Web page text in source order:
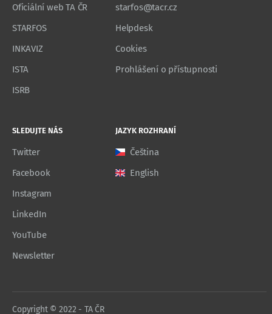
Oficiální web TA ČR
STARFOS
INKAVIZ
ISTA
ISRB
starfos@tacr.cz
Helpdesk
Cookies
Prohlášení o přístupnosti
SLEDUJTE NÁS
Twitter
Facebook
Instagram
LinkedIn
YouTube
Newsletter
JAZYK ROZHRANÍ
Čeština
English
Copyright © 2022 - TA ČR